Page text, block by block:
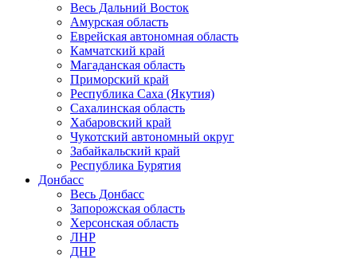
Весь Дальний Восток
Амурская область
Еврейская автономная область
Камчатский край
Магаданская область
Приморский край
Республика Саха (Якутия)
Сахалинская область
Хабаровский край
Чукотский автономный округ
Забайкальский край
Республика Бурятия
Донбасс
Весь Донбасс
Запорожская область
Херсонская область
ЛНР
ДНР